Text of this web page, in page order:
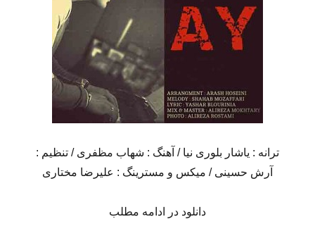
ترانه : یاشار بلوری نیا / آهنگ : شهاب مظفری / تنظیم :
آرش حسینی / میکس و مسترینگ : علیرضا مختاری
دانلود در ادامه مطلب